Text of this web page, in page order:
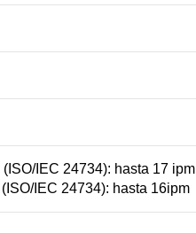
IEC 24734): hasta 17 ipm
IEC 24734): hasta 16ipm